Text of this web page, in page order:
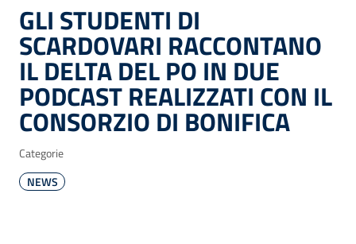
GLI STUDENTI DI
SCARDOVARI RACCONTANO
IL DELTA DEL PO IN DUE
PODCAST REALIZZATI CON IL
CONSORZIO DI BONIFICA
Categorie
NEWS